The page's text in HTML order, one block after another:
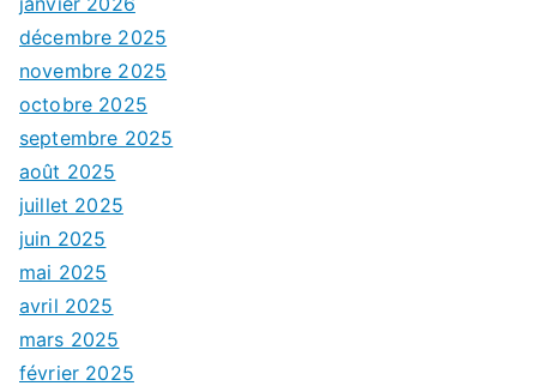
décembre 2025
novembre 2025
octobre 2025
septembre 2025
août 2025
juillet 2025
juin 2025
mai 2025
avril 2025
mars 2025
février 2025